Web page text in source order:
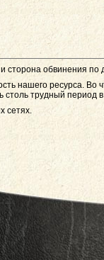
сторона обвинения по
нашего ресурса.
трудный период
сетях.